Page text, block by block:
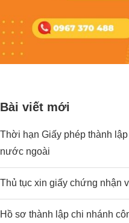
Bài viết mới
Thời hạn Giấy phép thành
nước ngoài
Thủ tục xin giấy chứng nhận
Hồ sơ thành lập chi nhánh